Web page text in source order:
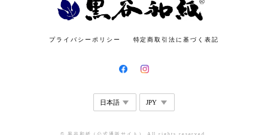
プライバシーポリシー 特定商取引法に基づく表記